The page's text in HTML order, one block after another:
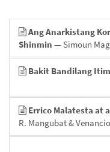
Ang Anarkistang
Shinmin — Simoun
Bakit Bandilang
Errico Malatesta at
R. Mangubat &